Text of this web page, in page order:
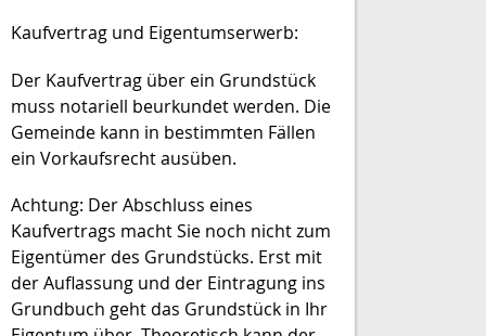
Kaufvertrag und Eigentumserwerb:
Der Kaufvertrag über ein Grundstück
muss notariell beurkundet werden. Die
Gemeinde kann in bestimmten Fällen
ein Vorkaufsrecht ausüben.
Achtung: Der Abschluss eines
Kaufvertrags macht Sie noch nicht zum
Eigentümer des Grundstücks. Erst mit
der Auflassung und der Eintragung ins
Grundbuch geht das Grundstück in Ihr